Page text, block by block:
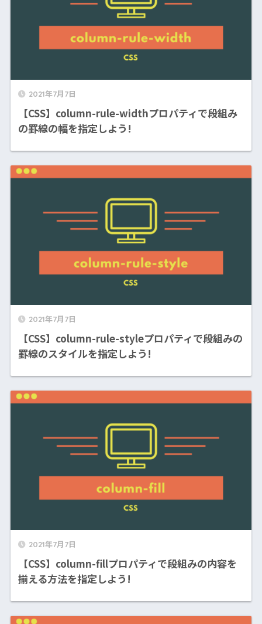
2021年7月7日
【CSS】column-rule-widthプロパティで段組み
の罫線の幅を指定しよう!
2021年7月7日
【CSS】column-rule-styleプロパティで段組みの
罫線のスタイルを指定しよう!
2021年7月7日
【CSS】column-fillプロパティで段組みの内容を
揃える方法を指定しよう!